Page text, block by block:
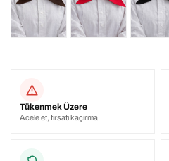
Tükenmek Üzere
Acele et, fırsatı kaçırma